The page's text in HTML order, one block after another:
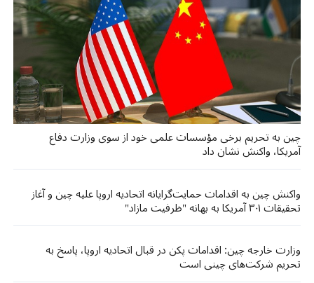
چین به تحریم برخی مؤسسات علمی خود از سوی وزارت دفاع
آمریکا، واکنش نشان داد
واکنش چین به اقدامات حمایت‌گرایانه اتحادیه اروپا علیه چین و آغاز
تحقیقات ۳۰۱ آمریکا به بهانه "ظرفیت مازاد"
وزارت خارجه چین: اقدامات پکن در قبال اتحادیه اروپا، پاسخ به
تحریم شرکت‌های چینی است